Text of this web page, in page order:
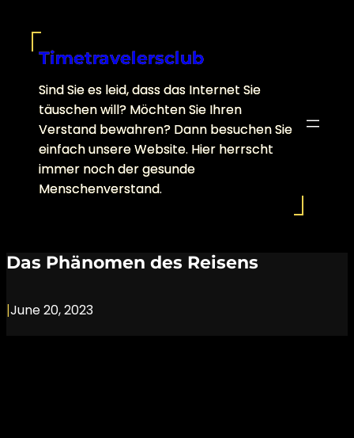
contentTimetravelersclub
Sind Sie es leid, dass das Internet Sie
täuschen will? Möchten Sie Ihren
Verstand bewahren? Dann besuchen Sie
einfach unsere Website. Hier herrscht
immer noch der gesunde
Menschenverstand.
Das Phänomen des Reisens
|June 20, 2023